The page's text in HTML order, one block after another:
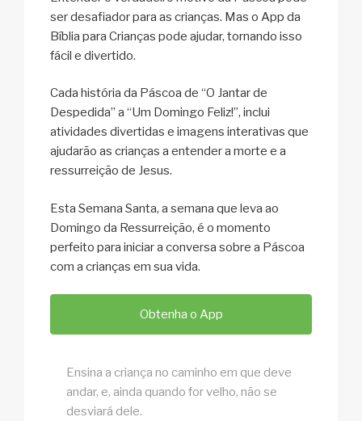
ser desafiador para as crianças. Mas o App da
Bíblia para Crianças pode ajudar, tornando isso
fácil e divertido.
Cada história da Páscoa de “O Jantar de
Despedida” a “Um Domingo Feliz!”, inclui
atividades divertidas e imagens interativas que
ajudarão as crianças a entender a morte e a
ressurreição de Jesus.
Esta Semana Santa, a semana que leva ao
Domingo da Ressurreição, é o momento
perfeito para iniciar a conversa sobre a Páscoa
com a crianças em sua vida.
Obtenha o App
Ensina a criança no caminho em que deve
andar, e, ainda quando for velho, não se
desviará dele.